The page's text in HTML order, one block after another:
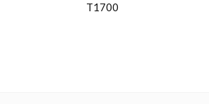
T1700